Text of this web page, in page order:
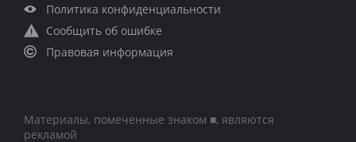
Политика конфиденциальности
Сообщить об ошибке
Правовая информация
Материалы, помеченные знаком ■, являются
рекламой